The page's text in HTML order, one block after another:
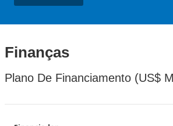
Finanças
Plano De Financiamento (US$